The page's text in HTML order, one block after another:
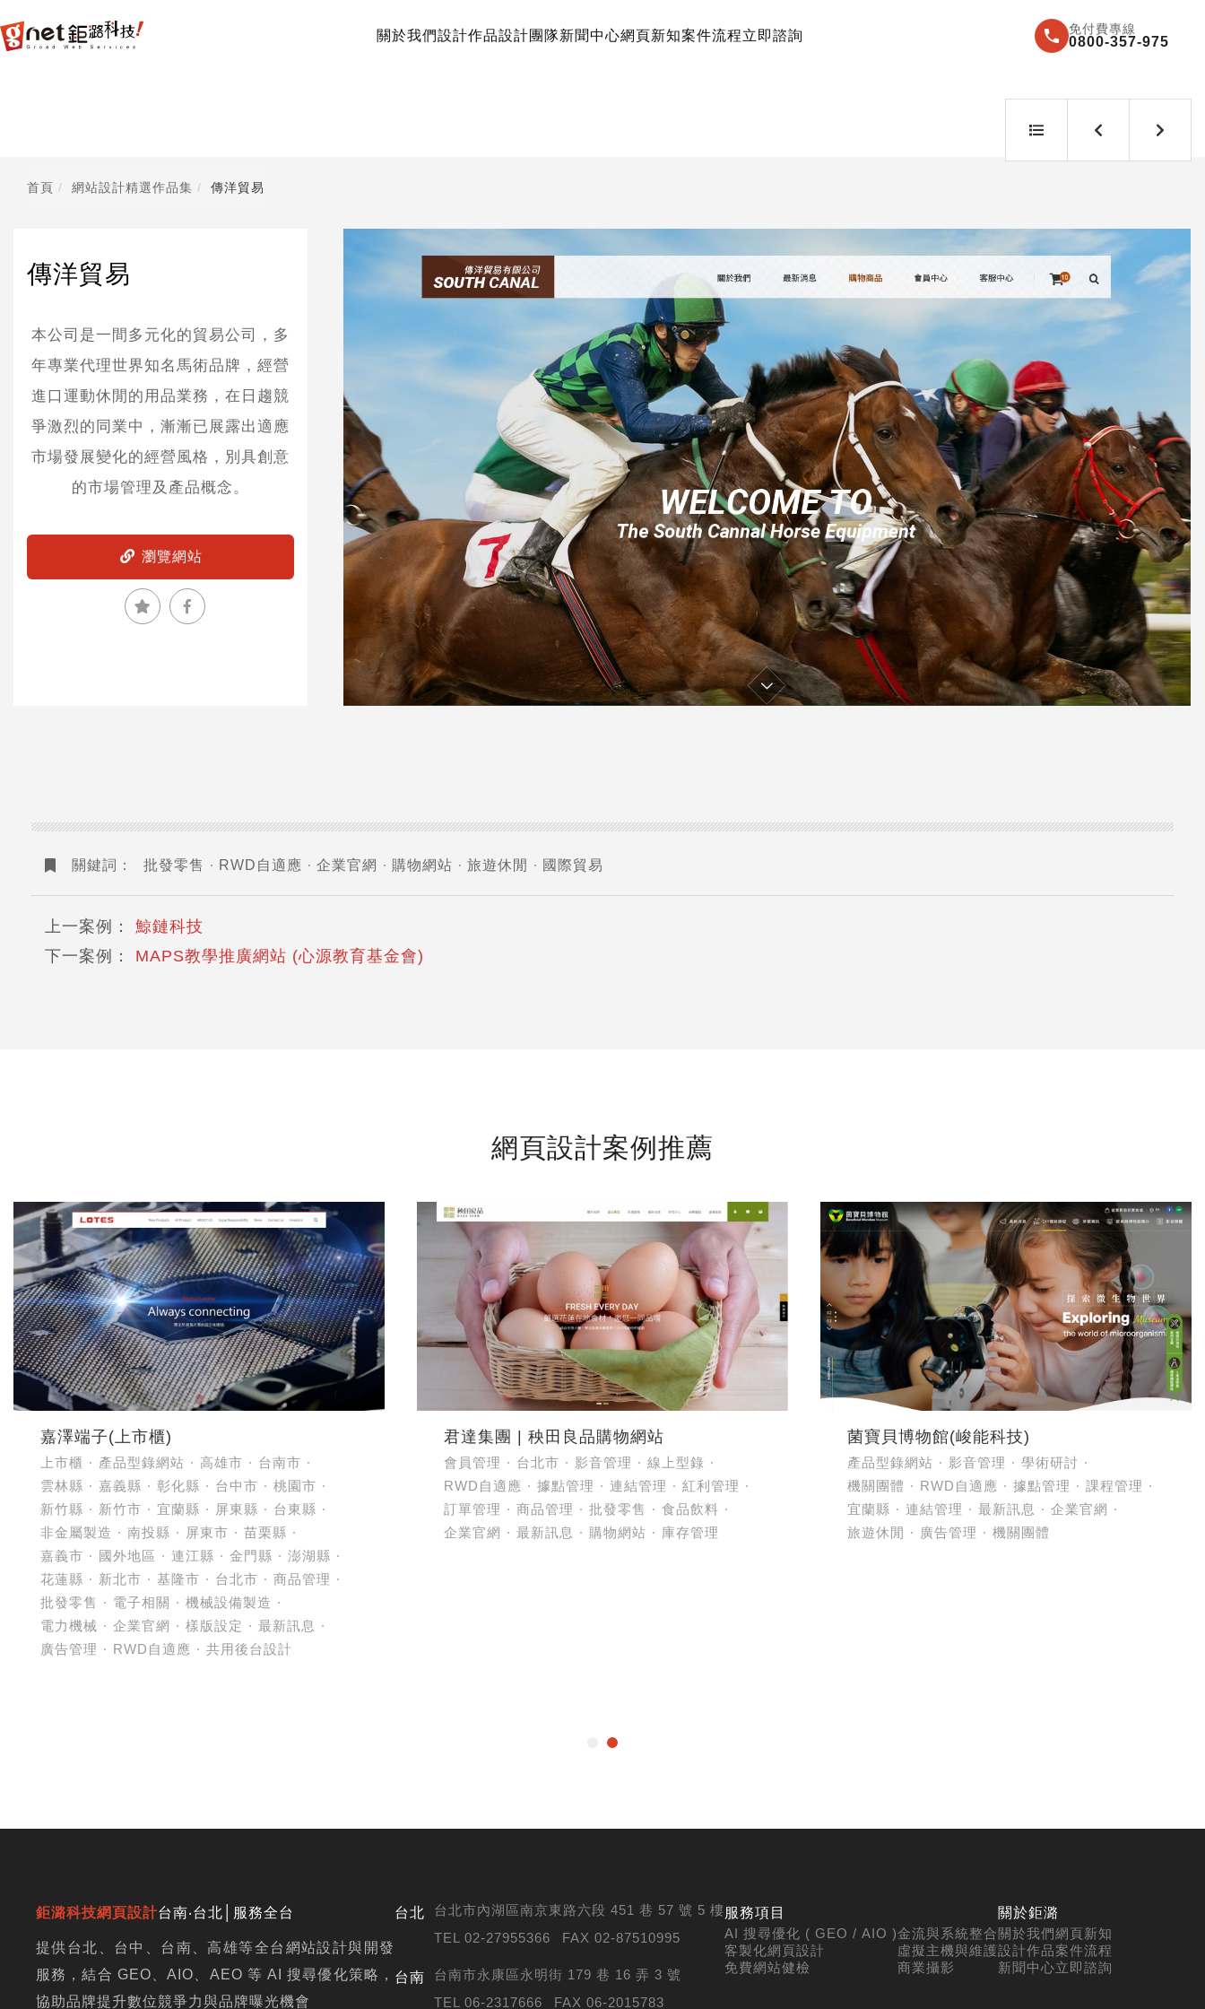
關於我們設計作品設計團隊新聞中心網頁新知案件流程立即諮詢 免付費專線
0800-357-975
首頁 網站設計精選作品集 傳洋貿易
傳洋貿易
本公司是一間多元化的貿易公司，多
年專業代理世界知名馬術品牌，經營
進口運動休閒的用品業務，在日趨競
爭激烈的同業中，漸漸已展露出適應
市場發展變化的經營風格，別具創意
的市場管理及產品概念。
瀏覽網站
返 上
案
下
案
關鍵詞： 批發零售 RWD自適應 企業官網 購物網站 旅遊休閒 國際貿易
上一案例：
鯨鏈科技
下一案例：
MAPS教學推廣網站 (心源教育基金會)
網頁設計案例推薦
嘉澤端子(上市櫃)
上市櫃 產品型錄網站 高雄市
台南市
雲林縣
嘉義縣 彰化縣 台中市
桃園市
新竹縣
新竹市 宜蘭縣 屏東縣
台東縣
非金屬製造
南投縣 屏東市
苗栗縣
嘉義市
國外地區 連江縣 金門縣
澎湖縣
花蓮縣
新北市 基隆市 台北市
商品管理
批發零售
電子相關
機械設備製造
電力機械
企業官網 樣版設定
最新訊息
廣告管理
RWD自適應 共用後台設計
君達集團 | 秧田良品購物網站
會員管理 台北市 影音管理
線上型錄
RWD自適應
據點管理 連結管理
紅利管理
訂單管理
商品管理 批發零售
食品飲料
企業官網
最新訊息 購物網站 庫存管理
菌寶貝博物館(峻能科技)
產品型錄網站 影音管理
學術研討
機關團體
RWD自適應 據點管理
課程管理
宜蘭縣
連結管理 最新訊息
企業官網
旅遊休閒
廣告管理 機關團體
鉅潞科技網頁設計台南‧台北│服務全台
提供台北、台中、台南、高雄等全台網站設計與開發
服務，結合 GEO、AIO、AEO 等 AI 搜尋優化策略，
協助品牌提升數位競爭力與品牌曝光機會
台北
台北市內湖區南京東路六段 451 巷 57 號 5 樓
TEL 02-27955366
FAX 02-87510995
台南
台南市永康區永明街 179 巷 16 弄 3 號
TEL 06-2317666
FAX 06-2015783
服務項目
AI 搜尋優化 ( GEO / AIO )
客製化網頁設計
免費網站健檢
金流與系統整合
虛擬主機與維護
商業攝影
關於鉅潞
關於我們
設計作品
新聞中心
網頁新知
案件流程
立即諮詢